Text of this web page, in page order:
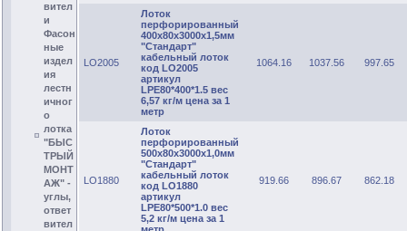
вител
и
Фасон
ные
издел
ия
лестн
ичног
о
лотка
"БЫС
ТРЫЙ
МОНТ
АЖ" -
углы,
ответ
вител
LO2005
Лоток
перфорированный
400х80х3000х1,5мм
"Стандарт"
кабельный лоток
код LO2005
артикул
LPE80*400*1.5 вес
6,57 кг/м цена за 1
метр
1064.16 1037.56 997.65
LO1880
Лоток
перфорированный
500х80х3000х1,0мм
"Стандарт"
кабельный лоток
код LO1880
артикул
LPE80*500*1.0 вес
5,2 кг/м цена за 1
метр
919.66 896.67 862.18